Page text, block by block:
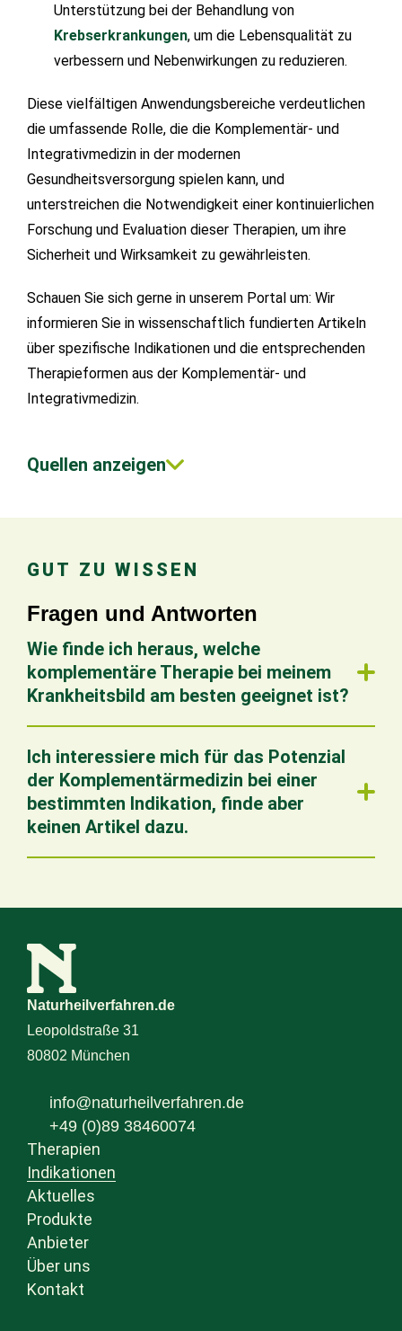
Unterstützung bei der Behandlung von
Krebserkrankungen, um die Lebensqualität zu
verbessern und Nebenwirkungen zu reduzieren.
Diese vielfältigen Anwendungsbereiche verdeutlichen
die umfassende Rolle, die die Komplementär- und
Integrativmedizin in der modernen
Gesundheitsversorgung spielen kann, und
unterstreichen die Notwendigkeit einer kontinuierlichen
Forschung und Evaluation dieser Therapien, um ihre
Sicherheit und Wirksamkeit zu gewährleisten.
Schauen Sie sich gerne in unserem Portal um: Wir
informieren Sie in wissenschaftlich fundierten Artikeln
über spezifische Indikationen und die entsprechenden
Therapieformen aus der Komplementär- und
Integrativmedizin.
Quellen anzeigen
GUT ZU WISSEN
Fragen und Antworten
Wie finde ich heraus, welche
komplementäre Therapie bei meinem
Krankheitsbild am besten geeignet ist?
Ich interessiere mich für das Potenzial
der Komplementärmedizin bei einer
bestimmten Indikation, finde aber
keinen Artikel dazu.
Naturheilverfahren.de
Leopoldstraße 31
80802 München
info@naturheilverfahren.de
+49 (0)89 38460074
Therapien
Indikationen
Aktuelles
Produkte
Anbieter
Über uns
Kontakt